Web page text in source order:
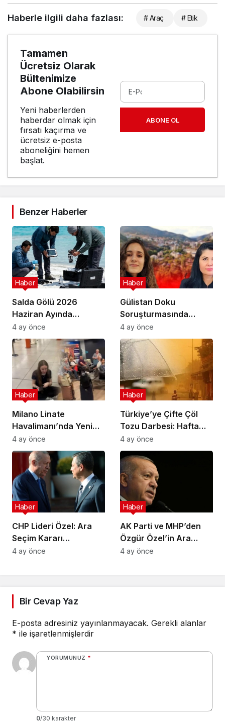
Haberle ilgili daha fazlası: # Araç # Etik
Tamamen
Ücretsiz Olarak
Bültenimize
Abone Olabilirsin
Yeni haberlerden
haberdar olmak için
fırsatı kaçırma ve
ücretsiz e-posta
aboneliğini hemen
başlat.
ABONE OL
Benzer Haberler
Salda Gölü 2026
Haziran Ayında
Uluslararası
Astrobiyoloji Etkinliğine
Ev Sahipliği Yapacak
Haber
4 ay önce
Gülistan Doku
Soruşturmasında
Cinayet Şüphesiyle 7
İlde Eş Zamanlı
Operasyon
Haber
4 ay önce
Milano Linate
Havalimanı’nda Yeni
Sınır Kontrol Sistemi
Aksaklıklara Yol Açtı
Haber
4 ay önce
Türkiye’ye Çifte Çöl
Tozu Darbesi: Hafta
Sonu Çamur Yağacak!
Haber
4 ay önce
CHP Lideri Özel: Ara
Seçim Kararı
Yürütmenin Değil
Haber
4 ay önce
AK Parti ve MHP’den
Özgür Özel’in Ara
Seçim Çağrısına Ret
Haber
4 ay önce
Bir Cevap Yaz
E-posta adresiniz yayınlanmayacak. Gerekli alanlar
* ile işaretlenmişlerdir
YORUMUNUZ *
0/30 karakter